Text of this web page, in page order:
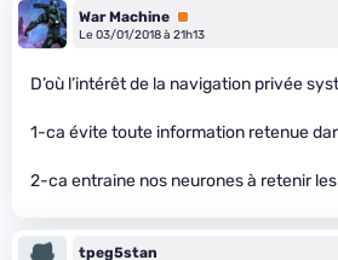
War Machine Premium
Le 03/01/2018 à 21h13
D’où l’intérêt de la navigation privée
1-ca évite toute information retenue
2-ca entraine nos neurones à retenir
tpeg5stan